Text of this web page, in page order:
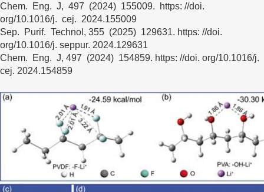
Chem.
Eng. J, 497 (2024) 155009. https: //doi.
org/10.1016/j. cej. 2024.155009
Sep.
Purif. Technol, 355 (2025) 129631. https: //doi.
org/10.1016/j. seppur. 2024.129631
Chem.
Eng. J, 497 (2024) 154859. https: //doi. org/10.1016/j.
cej. 2024.154859